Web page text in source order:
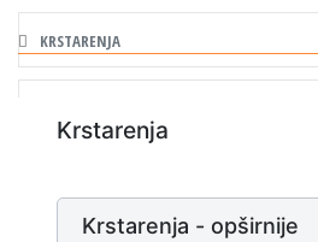
KRSTARENJA